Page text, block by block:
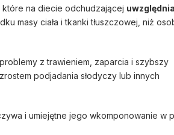
na diecie odchudzającej
masy ciała i tkanki tłuszczowej, niż
z trawieniem, zaparcia i szybszy
podjadania słodyczy lub innych
i umiejętne jego wkomponowanie w